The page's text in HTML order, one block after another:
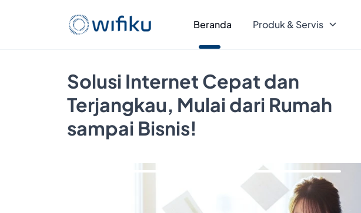
Beranda Produk & Servis
Solusi Internet Cepat dan
Terjangkau, Mulai dari Rumah
sampai Bisnis!